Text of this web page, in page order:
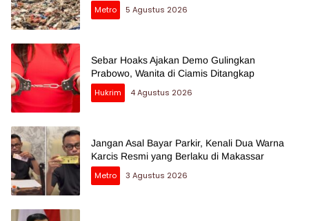
Metro
5 Agustus 2026
Sebar Hoaks Ajakan Demo Gulingkan
Prabowo, Wanita di Ciamis Ditangkap
Hukrim
4 Agustus 2026
Jangan Asal Bayar Parkir, Kenali Dua Warna
Karcis Resmi yang Berlaku di Makassar
Metro
3 Agustus 2026